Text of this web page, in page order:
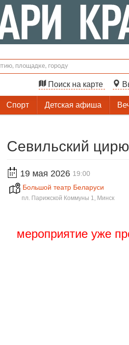
Поиск на карте
Спорт Детская афиша
Севильский
19 мая 2026 19:00
Большой театр Беларуси
пл. Парижской Коммуны 1, Минск
мероприятие уже